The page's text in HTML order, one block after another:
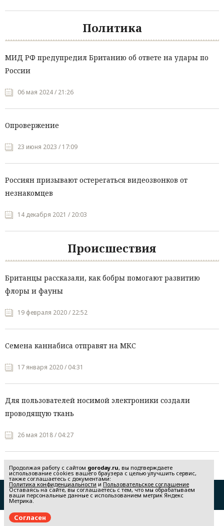
Политика
МИД РФ предупредил Британию об ответе на удары по
России
06 мая 2024 / 21:26
Опровержение
23 июня 2023 / 17:09
Россиян призывают остерегаться видеозвонков от
незнакомцев
14 декабря 2021 / 20:03
Происшествия
Британцы рассказали, как бобры помогают развитию
флоры и фауны
19 февраля 2020 / 22:52
Семена каннабиса отправят на МКС
17 января 2020 / 04:31
Для пользователей носимой электроники создали
проводящую ткань
26 мая 2018 / 04:27
Редакция
Реклама
Продолжая работу с сайтом goroday.ru, вы подтверждаете
использование cookies вашего браузера с целью улучшить сервис,
также соглашаетесь с документами:
Политика конфиденциальности и Пользовательское соглашение
Оставаясь на сайте, вы соглашаетесь с тем, что мы обрабатываем
ваши персональные данные с использованием метрик Яндекс
Метрика.
Согласен